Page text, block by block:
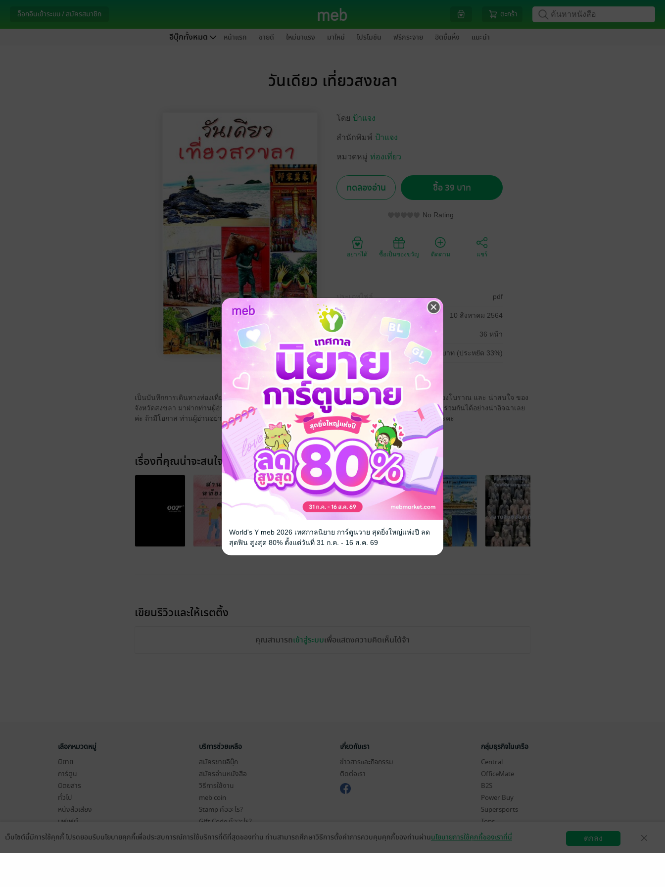
ล็อกอินเข้าระบบ / สมัครสมาชิก ตะกร้า
อีบุ๊กทั้งหมด หน้าแรก ขายดี ใหม่มาแรง มาใหม่ โปรโมชัน ฟรีกระจาย ฮิตขึ้นหิ้ง แนะนำ
วันเดียว เที่ยวสงขลา
โดย ป้าแจง
สำนักพิมพ์ ป้าแจง
หมวดหมู่ ท่องเที่ยว
ทดลองอ่าน ซื้อ 39 บาท
No Rating
อยากได้ ซื้อเป็นของขวัญ ติดตาม แชร์
ประเภทไฟล์ pdf
วันที่วางขาย 10 สิงหาคม 2564
36 หน้า
ราคาปก 59 บาท (ประหยัด 33%)
เป็นบันทึกการเดินทางท่องเที่ยว ที่ป้าแจงได้มีโอกาส ได้เที่ยวชม สถานที่สำคัญ ธรรมชาติสวยงาม บ้านเมืองโบราณ และ น่าสนใจ ของ
จังหวัดสงขลา มาฝากท่านผู้อ่านค่ะ สงขลาเป็นเมืองหลากหลายวัฒนธรรม ผู้คนหลายเชื้อชาติ สามารถอยู่ร่วมกันได้อย่างน่าอิจฉาเลย
ค่ะ ถ้ามีโอกาส ท่านผู้อ่านอย่าลืมจัดให้เมืองสงขลา เป็นอีกหนึ่งทางเลือกในการท่องเที่ยวในประเทศไทย นะคะ
เรื่องที่คุณน่าจะสนใจ
เขียนรีวิวและให้เรตติ้ง
คุณสามารถเข้าสู่ระบบเพื่อแสดงความคิดเห็นได้จ้า
เลือกหมวดหมู่
นิยาย
การ์ตูน
นิตยสาร
ทั่วไป
หนังสือเสียง
บุฟเฟต์
บริการช่วยเหลือ
สมัครขายอีบุ๊ก
สมัครอ่านหนังสือ
วิธีการใช้งาน
meb coin
Stamp คืออะไร?
Gift Code คืออะไร?
เงื่อนไขในการใช้บริการ
เกี่ยวกับเรา
ข่าวสารและกิจกรรม
ติดต่อเรา
กลุ่มธุรกิจในเครือ
Central
OfficeMate
B2S
Power Buy
Supersports
Tops
Hytexts
สมัครขายอีบุ๊ก วิธีการใช้งาน
เว็บไซต์นี้มีการใช้คุกกี้ โปรดยอมรับนโยบายคุกกี้เพื่อประสบการณ์การใช้บริการที่ดีที่สุดของท่าน ท่านสามารถศึกษาวิธีการตั้งค่าการควบคุมคุกกี้ของท่านผ่านนโยบายการใช้คุกกี้ของเราที่นี่ ตกลง
World's Y meb 2026 เทศกาลนิยาย การ์ตูนวาย สุดยิ่งใหญ่แห่งปี ลด
สุดฟิน สูงสุด 80% ตั้งแต่วันที่ 31 ก.ค. - 16 ส.ค. 69